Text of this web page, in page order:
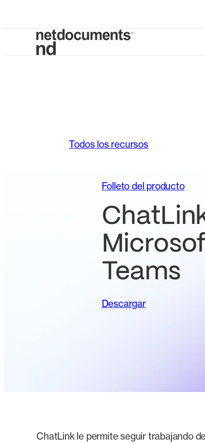
Todos los recursos
Folleto del producto
Teams
Descargar
ChatLink le permite seguir trabajando